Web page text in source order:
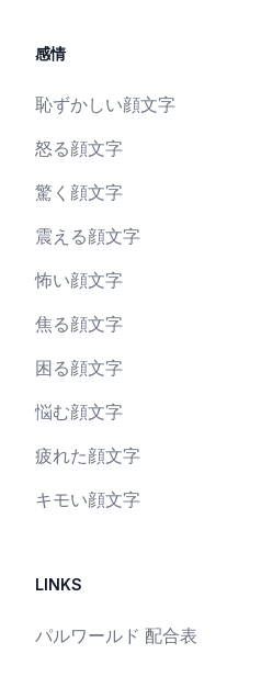
感情
恥ずかしい顔文字
怒る顔文字
驚く顔文字
震える顔文字
怖い顔文字
焦る顔文字
困る顔文字
悩む顔文字
疲れた顔文字
キモい顔文字
LINKS
パルワールド 配合表